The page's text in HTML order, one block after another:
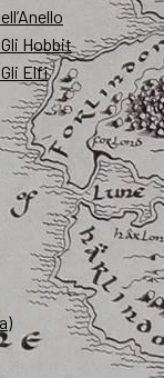
Hobbit
Elfi